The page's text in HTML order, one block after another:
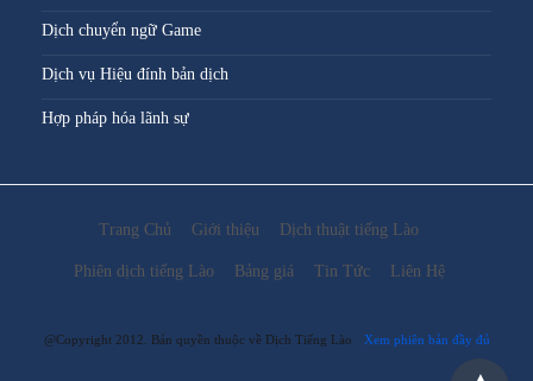
Dịch chuyển ngữ Game
Dịch vụ Hiệu đính bản dịch
Hợp pháp hóa lãnh sự
Trang Chủ Giới thiệu Dịch thuật tiếng Lào
Phiên dịch tiếng Lào Bảng giá Tin Tức Liên Hệ
@Copyright 2012. Bản quyền thuộc về Dịch Tiếng Lào Xem phiên bản đầy đủ